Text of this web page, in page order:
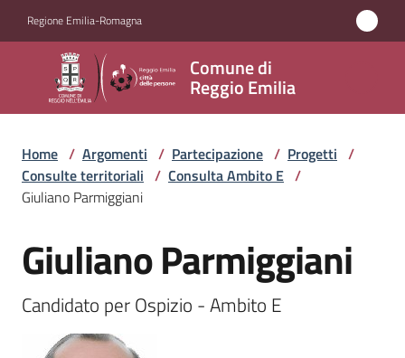
Regione Emilia-Romagna
Comune di
Reggio Emilia
Comune
di
Reggio
Emilia
Servizi
Home / Argomenti / Partecipazione / Progetti /
Consulte territoriali / Consulta Ambito E /
Giuliano Parmiggiani
Salta al contenuto
Giuliano Parmiggiani
Candidato per Ospizio - Ambito E